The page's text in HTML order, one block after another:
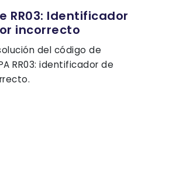
RR03: Identificador
incorrecto
del código de
RR03: identificador de